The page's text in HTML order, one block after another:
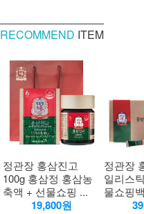
RECOMMEND ITEM
정관장 홍삼진고
100g 홍삼정 홍삼농
축액 + 선물쇼핑 ...
19,800원
정관장
일리스
물쇼핑